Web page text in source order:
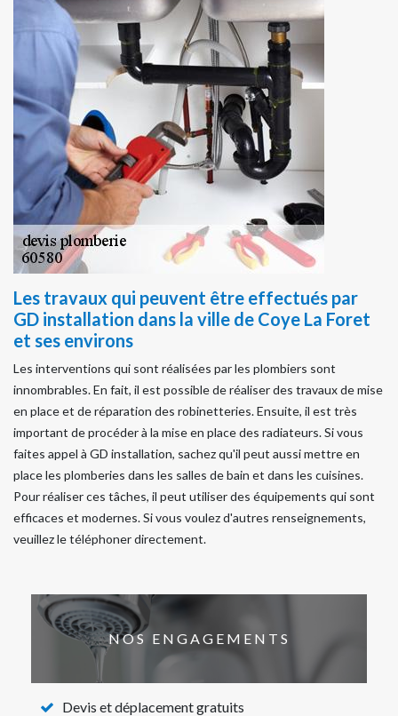
Les travaux qui peuvent être effectués par
GD installation dans la ville de Coye La Foret
et ses environs
Les interventions qui sont réalisées par les plombiers sont
innombrables. En fait, il est possible de réaliser des travaux de mise
en place et de réparation des robinetteries. Ensuite, il est très
important de procéder à la mise en place des radiateurs. Si vous
faites appel à GD installation, sachez qu'il peut aussi mettre en
place les plomberies dans les salles de bain et dans les cuisines.
Pour réaliser ces tâches, il peut utiliser des équipements qui sont
efficaces et modernes. Si vous voulez d'autres renseignements,
veuillez le téléphoner directement.
NOS ENGAGEMENTS
Devis et déplacement gratuits